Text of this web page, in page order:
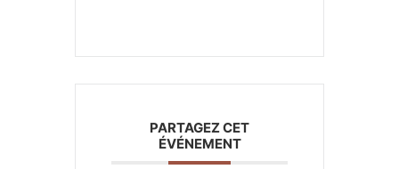
PARTAGEZ CET
ÉVÉNEMENT